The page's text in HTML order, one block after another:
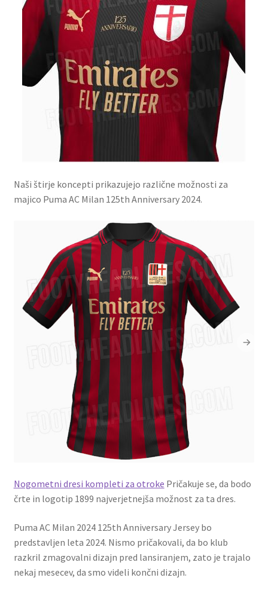
Naši štirje koncepti prikazujejo različne možnosti za
majico Puma AC Milan 125th Anniversary 2024.
Nogometni dresi kompleti za otroke Pričakuje se, da bodo
črte in logotip 1899 najverjetnejša možnost za ta dres.
Puma AC Milan 2024 125th Anniversary Jersey bo
predstavljen leta 2024. Nismo pričakovali, da bo klub
razkril zmagovalni dizajn pred lansiranjem, zato je trajalo
nekaj mesecev, da smo videli končni dizajn.